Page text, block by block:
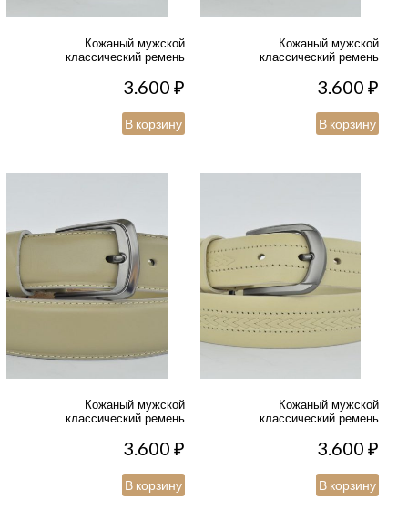
Кожаный мужской
классический ремень
3.600₽
В корзину
Кожаный мужской
классический ремень
3.600₽
В корзину
Кожаный мужской
классический ремень
3.600₽
В корзину
Кожаный мужской
классический ремень
3.600₽
В корзину